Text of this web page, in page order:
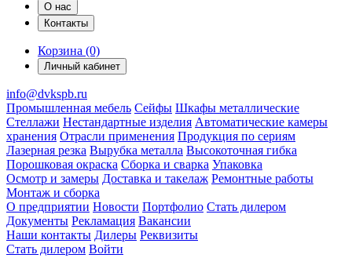
О нас
Контакты
Корзина (0)
Личный кабинет
info@dvkspb.ru
Промышленная мебель Сейфы Шкафы металлические
Стеллажи Нестандартные изделия Автоматические камеры
хранения Отрасли применения Продукция по сериям
Лазерная резка Вырубка металла Высокоточная гибка
Порошковая окраска Сборка и сварка Упаковка
Осмотр и замеры Доставка и такелаж Ремонтные работы
Монтаж и сборка
О предприятии Новости Портфолио Стать дилером
Документы Рекламация Вакансии
Наши контакты Дилеры Реквизиты
Стать дилером Войти